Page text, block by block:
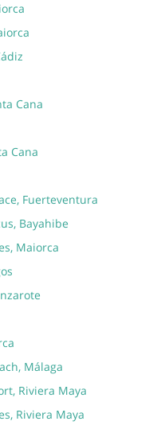
Cana
Cana
Fuerteventura
Bayahibe
Maiorca
Málaga
Riviera Maya
Riviera Maya